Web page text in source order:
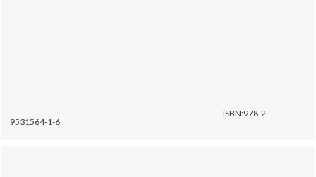
ISBN:978-2-
9531564-1-6